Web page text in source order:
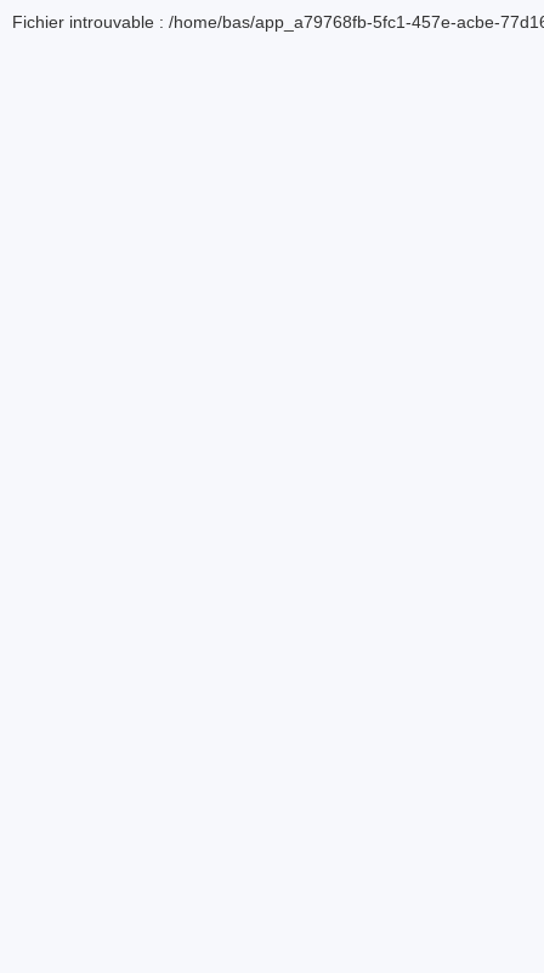
Fichier introuvable : /home/bas/app_a79768fb-5fc1-457e-acbe-